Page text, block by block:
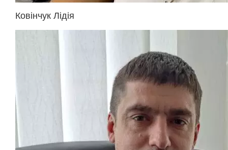
Ковінчук Лідія